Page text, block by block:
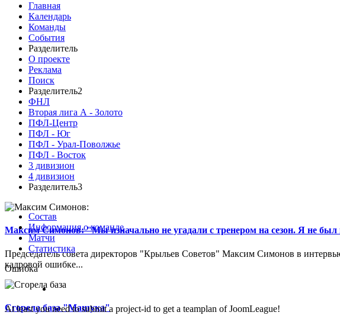
Главная
Календарь
Команды
События
Разделитель
О проекте
Реклама
Поиск
Разделитель2
ФНЛ
Вторая лига А - Золото
ПФЛ-Центр
ПФЛ - Юг
ПФЛ - Урал-Поволжье
ПФЛ - Восток
3 дивизион
4 дивизион
Разделитель3
Максим Симонов: "Мы изначально не угадали с тренером на сезон. Я не был
Председатель совета директоров "Крыльев Советов" Максим Симонов в
кадровой ошибке...
Сгорела база "Машука"
Состав
Информация о команде
Матчи
Статистика
Ошибка
At least you need to submit a project-id to get a teamplan of JoomLeague!